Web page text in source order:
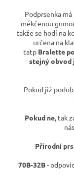
Podprsenka
měkčenou
takže se hodí na
určena na
tatpBralette
stejný obvod
Pokud již
Pokud ne, tak
Přírodní
70B-32B-